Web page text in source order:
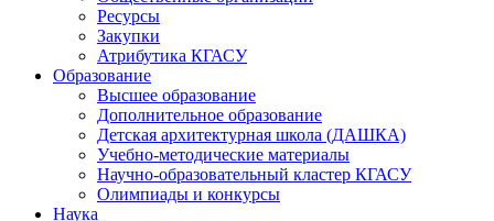
Ресурсы
Закупки
Атрибутика КГАСУ
Образование
Высшее образование
Дополнительное образование
Детская архитектурная школа (ДАШКА)
Учебно-методические материалы
Научно-образовательный кластер КГАСУ
Олимпиады и конкурсы
Наука